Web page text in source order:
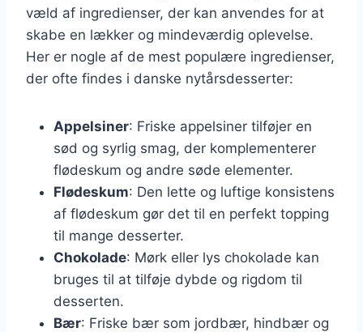
væld af ingredienser, der kan anvendes for at
skabe en lækker og mindeværdig oplevelse.
Her er nogle af de mest populære ingredienser,
der ofte findes i danske nytårsdesserter:
Appelsiner: Friske appelsiner tilføjer en
sød og syrlig smag, der komplementerer
flødeskum og andre søde elementer.
Flødeskum: Den lette og luftige konsistens
af flødeskum gør det til en perfekt topping
til mange desserter.
Chokolade: Mørk eller lys chokolade kan
bruges til at tilføje dybde og rigdom til
desserten.
Bær: Friske bær som jordbær, hindbær og